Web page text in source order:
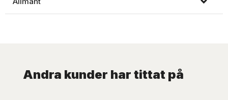
Andra kunder har tittat på